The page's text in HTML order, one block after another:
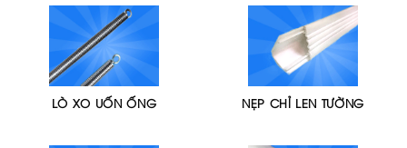
LÒ XO UỐN ỐNG NẸP CHỈ LEN TƯỜNG